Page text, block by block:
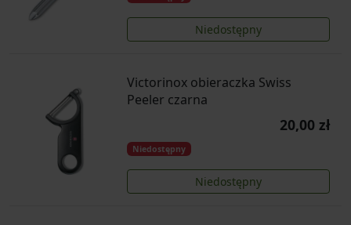
Niedostępny
Victorinox obieraczka Swiss
Peeler czarna
20,00 zł
Niedostępny
Niedostępny